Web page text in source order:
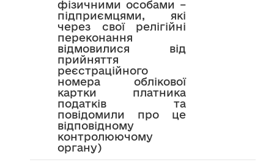
фізичними особами –
підприємцями, які
через свої релігійні
переконання
відмовилися від
прийняття
реєстраційного
номера облікової
картки платника
податків та
повідомили про це
відповідному
контролюючому
органу)